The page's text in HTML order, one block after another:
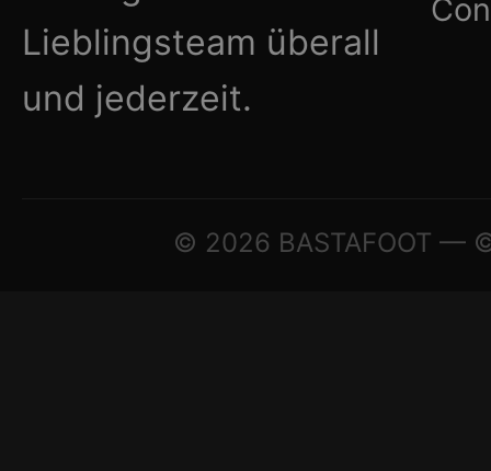
Lieblingsteam überall
und jederzeit.
© 2026 BASTAFOOT —